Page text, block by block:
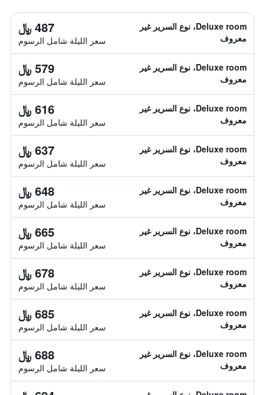
Deluxe room، نوع السرير غير
معروف
487 ﷼
سعر الليلة شامل الرسوم
Deluxe room، نوع السرير غير
معروف
579 ﷼
سعر الليلة شامل الرسوم
Deluxe room، نوع السرير غير
معروف
616 ﷼
سعر الليلة شامل الرسوم
Deluxe room، نوع السرير غير
معروف
637 ﷼
سعر الليلة شامل الرسوم
Deluxe room، نوع السرير غير
معروف
648 ﷼
سعر الليلة شامل الرسوم
Deluxe room، نوع السرير غير
معروف
665 ﷼
سعر الليلة شامل الرسوم
Deluxe room، نوع السرير غير
معروف
678 ﷼
سعر الليلة شامل الرسوم
Deluxe room، نوع السرير غير
معروف
685 ﷼
سعر الليلة شامل الرسوم
Deluxe room، نوع السرير غير
معروف
688 ﷼
سعر الليلة شامل الرسوم